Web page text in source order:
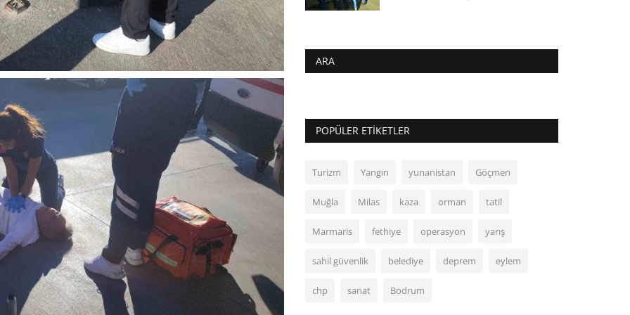
ARA
POPÜLER ETIKETLER
Turizm Yangın yunanistan Göçmen
Muğla Milas kaza orman tatil
Marmaris fethiye operasyon yarış
sahil güvenlik belediye deprem eylem
chp sanat Bodrum